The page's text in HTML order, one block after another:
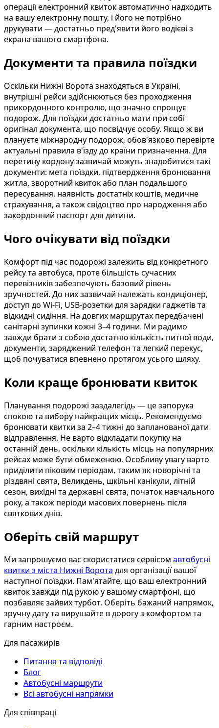
операції електронний квиток автоматично надходить
на вашу електронну пошту, і його не потрібно
друкувати — достатньо пред'явити його водієві з
екрана вашого смартфона.
Документи та правила поїздки
Оскільки Нижні Ворота знаходяться в Україні,
внутрішні рейси здійснюються без проходження
прикордонного контролю, що значно спрощує
подорож. Для поїздки достатньо мати при собі
оригінал документа, що посвідчує особу. Якщо ж ви
плануєте міжнародну подорож, обов'язково перевірте
актуальні правила в'їзду до країни призначення. Для
перетину кордону зазвичай можуть знадобитися такі
документи: мета поїздки, підтвердження бронювання
житла, зворотний квиток або план подальшого
пересування, наявність достатніх коштів, медичне
страхування, а також свідоцтво про народження або
закордонний паспорт для дитини.
Чого очікувати від поїздки
Комфорт під час подорожі залежить від конкретного
рейсу та автобуса, проте більшість сучасних
перевізників забезпечують базовий рівень
зручностей. До них зазвичай належать кондиціонер,
доступ до Wi-Fi, USB-розетки для зарядки гаджетів та
відкидні сидіння. На довгих маршрутах передбачені
санітарні зупинки кожні 3–4 години. Ми радимо
завжди брати з собою достатню кількість питної води,
документи, заряджений телефон та легкий перекус,
щоб почуватися впевнено протягом усього шляху.
Коли краще бронювати квиток
Планування подорожі заздалегідь — це запорука
спокою та вибору найкращих місць. Рекомендуємо
бронювати квитки за 2–4 тижні до запланованої дати
відправлення. Не варто відкладати покупку на
останній день, оскільки кількість місць на популярних
рейсах може бути обмеженою. Особливу увагу варто
приділити піковим періодам, таким як новорічні та
різдвяні свята, Великдень, шкільні канікули, літній
сезон, вихідні та державні свята, початок навчального
року, а також періоди масових повернень після
святкових днів.
Оберіть свій маршрут
Ми запрошуємо вас скористатися сервісом автобусні
квитки з міста Нижні Ворота для організації вашої
наступної поїздки. Пам'ятайте, що ваш електронний
квиток завжди під рукою у вашому смартфоні, що
позбавляє зайвих турбот. Оберіть бажаний напрямок,
зручну дату та вирушайте в дорогу з комфортом та
гарним настроєм.
Для пасажирів
Питання та відповіді
Блог
Автобусні маршрути
Всі автобусні напрямки
Для співпраці